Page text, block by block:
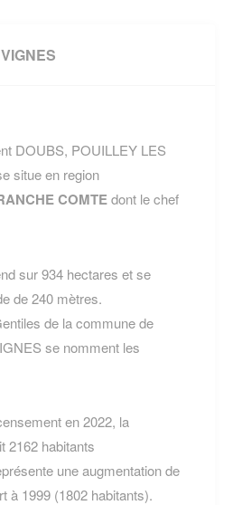
DOUBS, POUILLEY LES
situe en region
COMTEdont le chef
sur 934 hectares et se
de 240 mètres.
de la commune de
se nomment les
en 2022, la
2162 habitants
une augmentation de
à 1999 (1802 habitants).